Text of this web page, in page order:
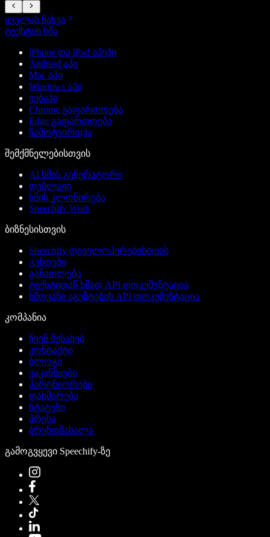
ყველას ნახვა
ტექსტის ხმა
iPhone და iPad აპები
Android აპი
Mac აპი
Windows აპი
ვებაპი
Chrome გაფართოება
Edge გაფართოება
ჩამოტვირთვა
შემქმნელებისთვის
AI ხმის გენერატორი
დუბლაჟი
ხმის კლონირება
Speechify Work
ბიზნესისთვის
Speechify დეველოპერებისთვის
გუნდები
განათლება
ტექსტიდან ხმად API დოკუმენტაცია
ხმოვანი აგენტების API დოკუმენტაცია
კომპანია
ჩვენ შესახებ
კონტაქტი
ბლოგი
ვაკანსიები
პარტნიორები
დახმარება
სტატუსი
პრესა
ბრენდმასალა
გამოგვყევი Speechify-ზე